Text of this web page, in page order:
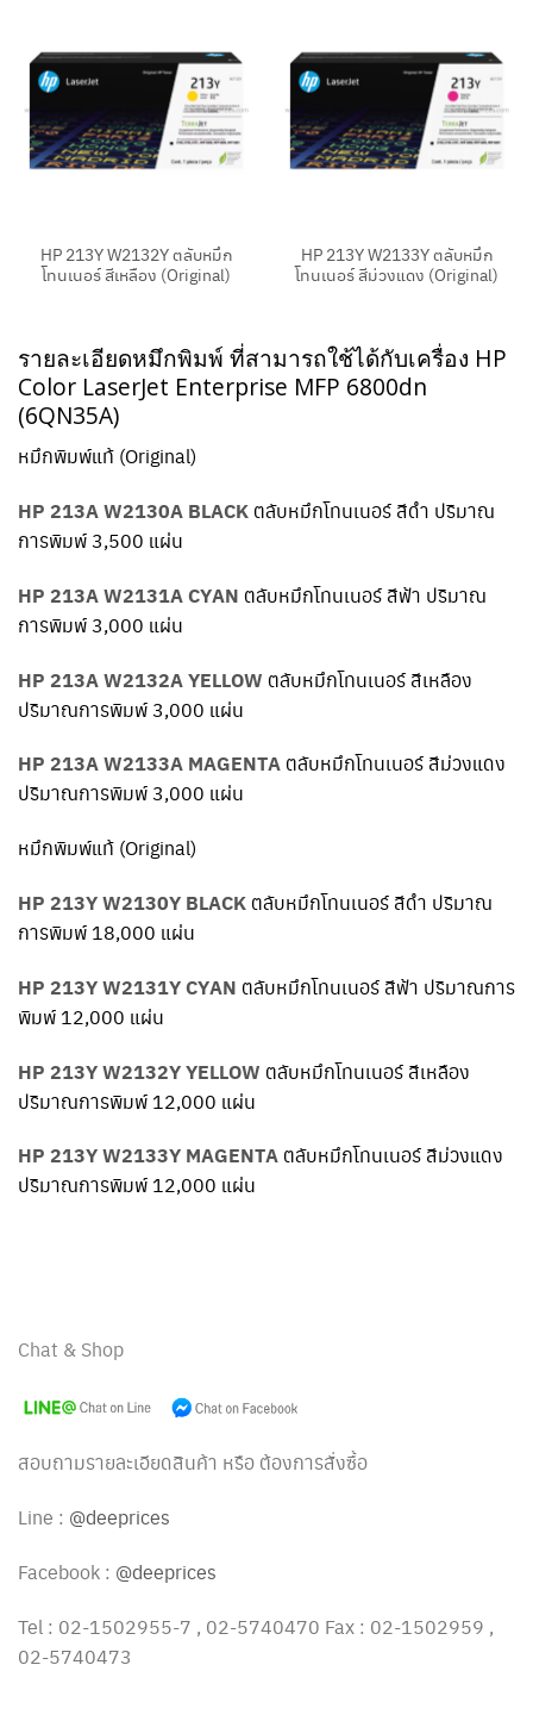
HP 213Y W2132Y ตลับหมึก
โทนเนอร์ สีเหลือง (Original)
HP 213Y W2133Y ตลับหมึก
โทนเนอร์ สีม่วงแดง (Original)
รายละเอียดหมึกพิมพ์ ที่สามารถใช้ได้กับเครื่อง HP
Color LaserJet Enterprise MFP 6800dn
(6QN35A)
หมึกพิมพ์แท้ (Original)
HP 213A W2130A BLACK ตลับหมึกโทนเนอร์ สีดำ ปริมาณ
การพิมพ์ 3,500 แผ่น
HP 213A W2131A CYAN ตลับหมึกโทนเนอร์ สีฟ้า ปริมาณ
การพิมพ์ 3,000 แผ่น
HP 213A W2132A YELLOW ตลับหมึกโทนเนอร์ สีเหลือง
ปริมาณการพิมพ์ 3,000 แผ่น
HP 213A W2133A MAGENTA ตลับหมึกโทนเนอร์ สีม่วงแดง
ปริมาณการพิมพ์ 3,000 แผ่น
หมึกพิมพ์แท้ (Original)
HP 213Y W2130Y BLACK ตลับหมึกโทนเนอร์ สีดำ ปริมาณ
การพิมพ์ 18,000 แผ่น
HP 213Y W2131Y CYAN ตลับหมึกโทนเนอร์ สีฟ้า ปริมาณการ
พิมพ์ 12,000 แผ่น
HP 213Y W2132Y YELLOW ตลับหมึกโทนเนอร์ สีเหลือง
ปริมาณการพิมพ์ 12,000 แผ่น
HP 213Y W2133Y MAGENTA ตลับหมึกโทนเนอร์ สีม่วงแดง
ปริมาณการพิมพ์ 12,000 แผ่น
Chat & Shop
สอบถามรายละเอียดสินค้า หรือ ต้องการสั่งซื้อ
Line : @deeprices
Facebook : @deeprices
Tel : 02-1502955-7 , 02-5740470 Fax : 02-1502959 ,
02-5740473